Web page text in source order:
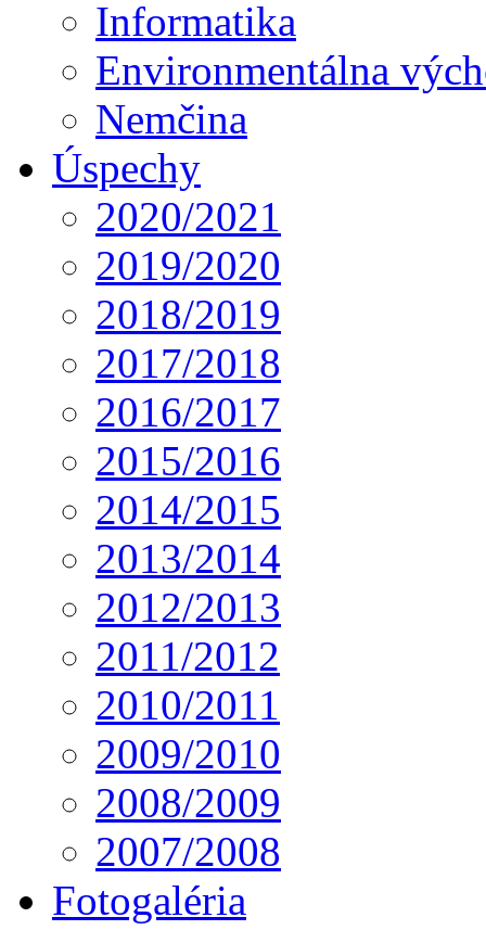
Informatika
Environmentálna
Nemčina
Úspechy
2020/2021
2019/2020
2018/2019
2017/2018
2016/2017
2015/2016
2014/2015
2013/2014
2012/2013
2011/2012
2010/2011
2009/2010
2008/2009
2007/2008
Fotogaléria